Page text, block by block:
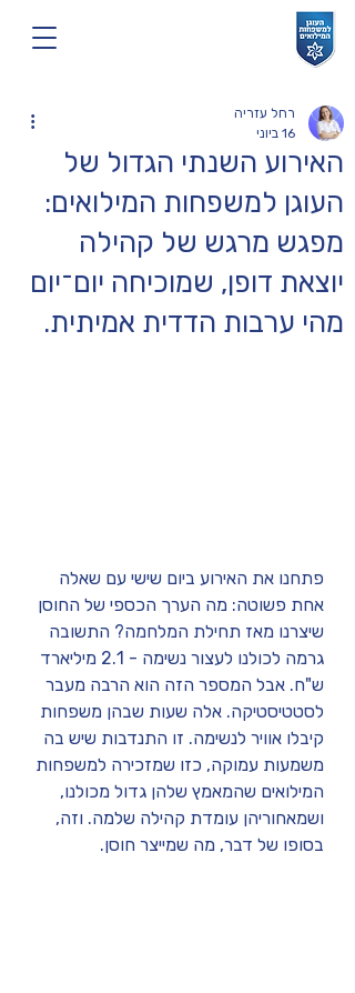
האירוע השנתי הגדול של
העוגן למשפחות המילואים:
מפגש מרגש של קהילה
יוצאת דופן, שמוכיחה יום־יום
מהי ערבות הדדית אמיתית.
רחל עזריה
16 ביוני
פתחנו את האירוע ביום שישי עם שאלה
אחת פשוטה: מה הערך הכספי של החוסן
שיצרנו מאז תחילת המלחמה? התשובה
גרמה לכולנו לעצור נשימה - 2.1 מיליארד
ש"ח. אבל המספר הזה הוא הרבה מעבר
לסטטיסטיקה. אלה שעות שבהן משפחות
קיבלו אוויר לנשימה. זו התנדבות שיש בה
משמעות עמוקה, כזו שמזכירה למשפחות
המילואים שהמאמץ שלהן גדול מכולנו,
ושמאחוריהן עומדת קהילה שלמה. וזה,
בסופו של דבר, מה שמייצר חוסן.